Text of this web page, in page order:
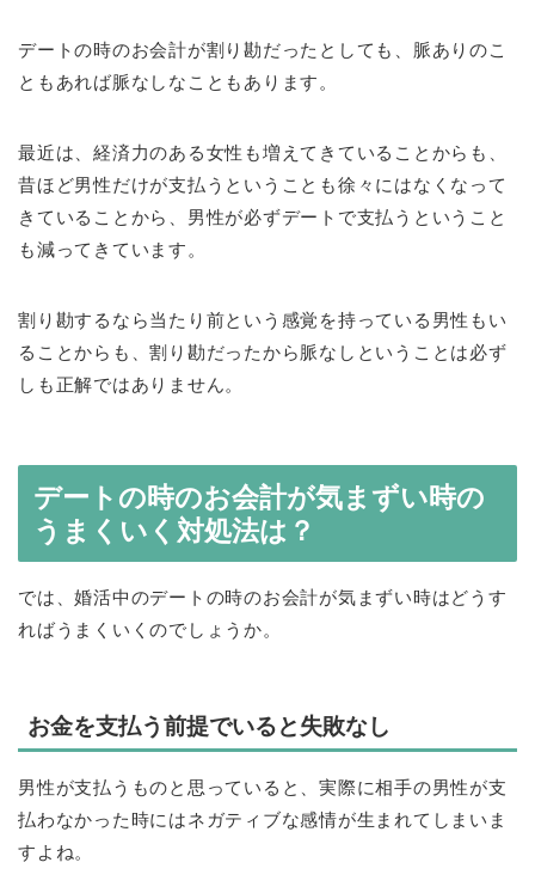
デートの時のお会計が割り勘だったとしても、脈ありのこ
ともあれば脈なしなこともあります。
最近は、経済力のある女性も増えてきていることからも、
昔ほど男性だけが支払うということも徐々にはなくなって
きていることから、男性が必ずデートで支払うということ
も減ってきています。
割り勘するなら当たり前という感覚を持っている男性もい
ることからも、割り勘だったから脈なしということは必ず
しも正解ではありません。
デートの時のお会計が気まずい時の
うまくいく対処法は？
では、婚活中のデートの時のお会計が気まずい時はどうす
ればうまくいくのでしょうか。
お金を支払う前提でいると失敗なし
男性が支払うものと思っていると、実際に相手の男性が支
払わなかった時にはネガティブな感情が生まれてしまいま
すよね。